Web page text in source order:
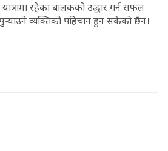
रहेका बालकको उद्धार गर्न सफल
व्यक्तिको पहिचान हुन सकेको छैन।